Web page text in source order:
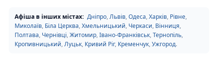
Афіша в інших містах: Дніпро,Львів,Одеса,Харків, Рівне,
Миколаїв, Біла Церква,Хмельницький, Черкаси, Вінниця,
Полтава, Чернівці,Житомир,Івано-Франківськ,Тернопіль,
Кропивницький,Луцьк, Кривий Ріг, Кременчук,Ужгород.